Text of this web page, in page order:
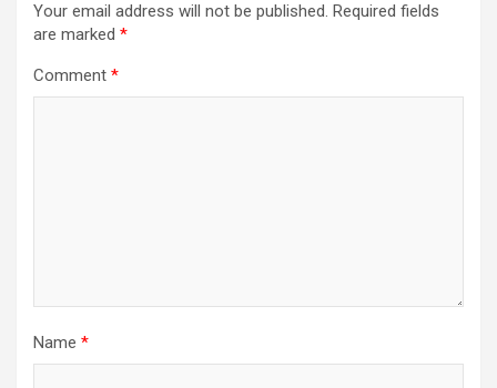
Your email address will not be published. Required fields
are marked *
Comment *
Name *